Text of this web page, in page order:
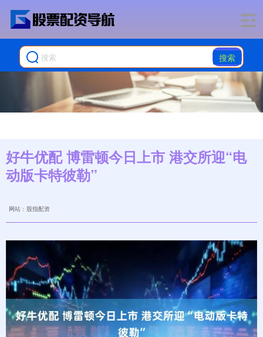
搜索
好牛优配 博雷顿今日上市 港交所迎“电
动版卡特彼勒”
网站：股指配资